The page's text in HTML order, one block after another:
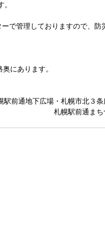
で管理しておりますので、防
にあります。
駅前通地下広場・札幌市北３
札幌駅前通ま